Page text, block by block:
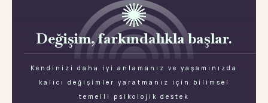
Değişim, farkındalıkla başlar.
Kendinizi daha iyi anlamanız ve yaşamınızda
kalıcı değişimler yaratmanız için bilimsel
temelli psikolojik destek